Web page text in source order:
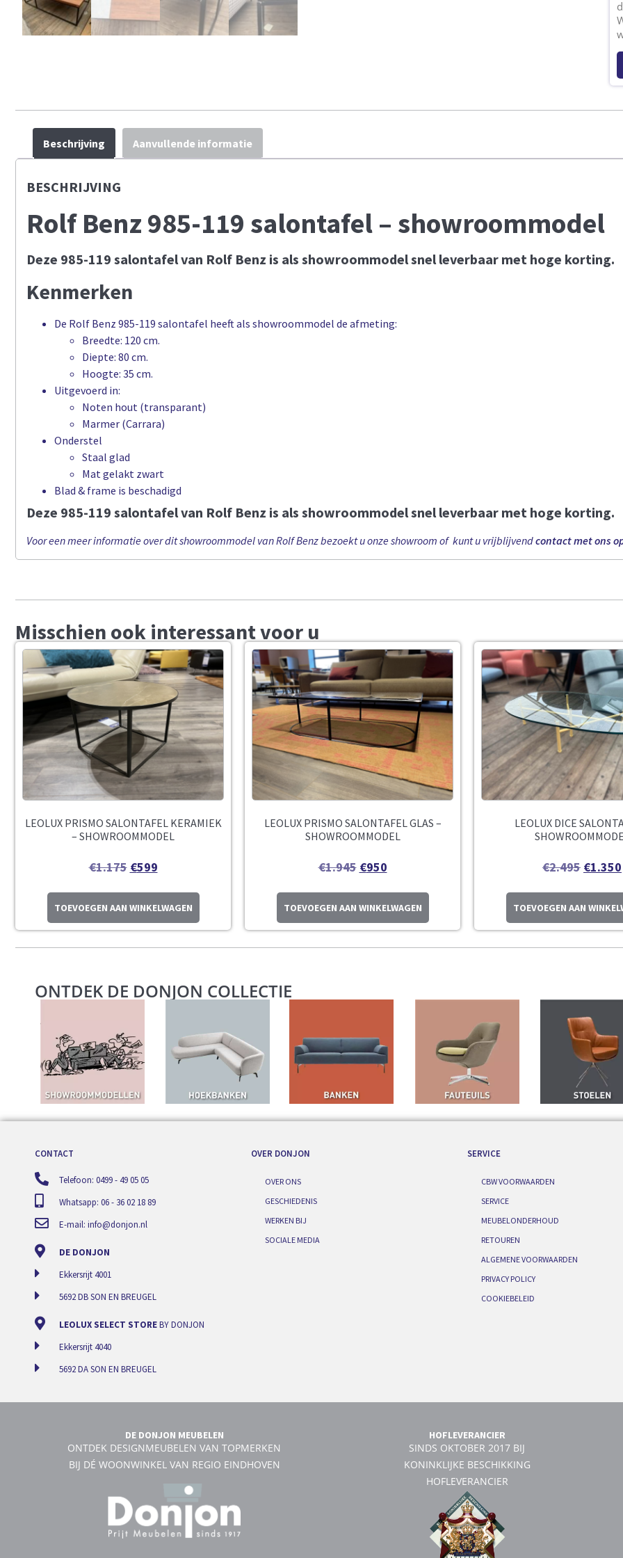
Beschrijving Aanvullende informatie
BESCHRIJVING
Rolf Benz 985-119 salontafel – showroommodel
Deze 985-119 salontafel van Rolf Benz is als showroommodel snel leverbaar met hoge korting.
Kenmerken
De Rolf Benz 985-119 salontafel heeft als showroommodel de afmeting:
Breedte: 120 cm.
Diepte: 80 cm.
Hoogte: 35 cm.
Uitgevoerd in:
Noten hout (transparant)
Marmer (Carrara)
Onderstel
Staal glad
Mat gelakt zwart
Blad & frame is beschadigd
Deze 985-119 salontafel van Rolf Benz is als showroommodel snel leverbaar met hoge korting.
Voor een meer informatie over dit showroommodel van Rolf Benz bezoekt u onze showroom of kunt u vrijblijvendcontact met ons
Misschien ook interessant voor u
LEOLUX PRISMO SALONTAFEL KERAMIEK
– SHOWROOMMODEL
€1.175 €599
TOEVOEGEN AAN WINKELWAGEN
LEOLUX PRISMO SALONTAFEL GLAS –
SHOWROOMMODEL
€1.945 €950
TOEVOEGEN AAN WINKELWAGEN
LEOLUX DICE
€2.495 €1.350
TOEVOEGEN AAN
ONTDEK DE DONJON COLLECTIE
CONTACT
Telefoon: 0499 - 49 05 05
Whatsapp: 06 - 36 02 18 89
E-mail: info@donjon.nl
DE DONJON
Ekkersrijt 4001
5692 DB SON EN BREUGEL
LEOLUX SELECT STOREBY DONJON
Ekkersrijt 4040
5692 DA SON EN BREUGEL
OVER DONJON
OVER ONS
GESCHIEDENIS
WERKEN BIJ
SOCIALE MEDIA
SERVICE
CBW VOORWAARDEN
SERVICE
MEUBELONDERHOUD
RETOUREN
ALGEMENE VOORWAARDEN
PRIVACY POLICY
COOKIEBELEID
DE DONJON MEUBELEN
ONTDEK DESIGNMEUBELEN VAN TOPMERKEN
BIJ DÉ WOONWINKEL VAN REGIO EINDHOVEN
HOFLEVERANCIER
SINDS OKTOBER 2017 BIJ
KONINKLIJKE BESCHIKKING
HOFLEVERANCIER